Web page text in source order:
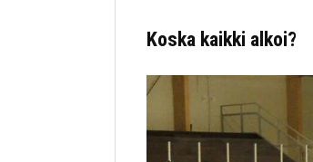
Koska kaikki alkoi?